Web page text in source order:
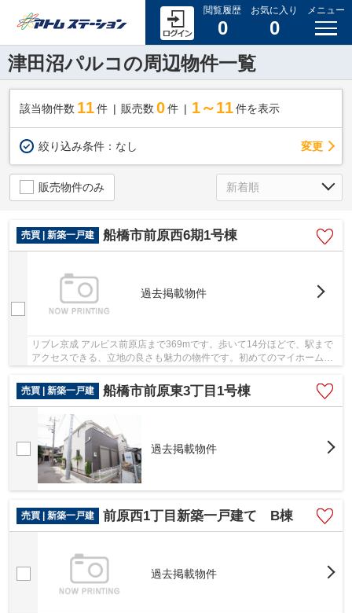
閲覧履歴
0
お気に入り
0
メニュー
津田沼パルコの周辺物件一覧
該当物件数 11件 販売数 0 件 1～11 件を表示
絞り込み条件： なし 変更
販売物件のみ
売買 | 新築一戸建 船橋市前原西6期1号棟
過去掲載物件
リブレ京成 アルビス前原店まで369mです。歩いて14分ほどで、駅まで
アクセスできる、立地の良さも魅力の物件です。初めてのマイホームに
売買 | 新築一戸建
船橋市前原東3丁目1号棟
過去掲載物件
売買 | 新築一戸建 前原西1丁目新築一戸建て B棟
過去掲載物件